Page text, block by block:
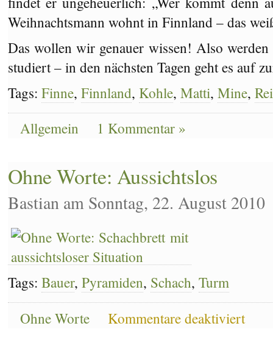
Weihnachtsmann wohnt in Finnland – das
Das wollen wir genauer wissen! Also
studiert – in den nächsten Tagen geht es auf
Tags: Finne, Finnland, Kohle, Matti, Mine,
Allgemein
1 Kommentar »
Ohne Worte: Aussichtslos
Bastian am Sonntag, 22. August 2010
Tags: Bauer, Pyramiden, Schach, Turm
Ohne Worte
Kommentare deaktiviertOhne